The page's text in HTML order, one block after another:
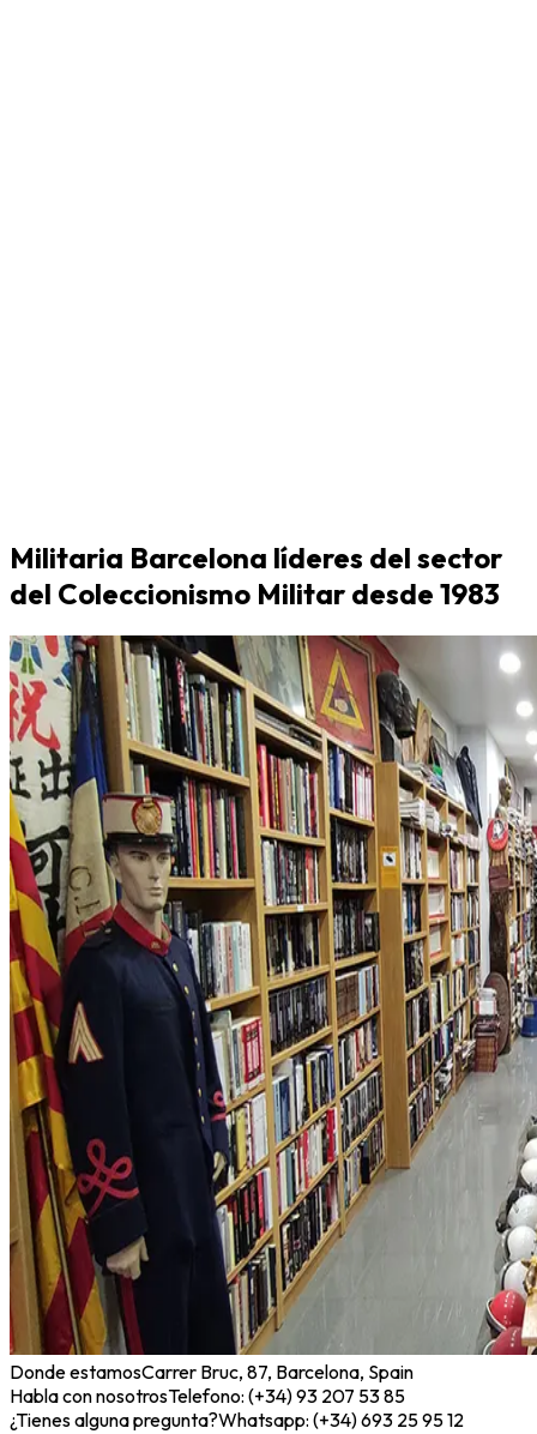
Militaria Barcelona líderes del sector
del Coleccionismo Militar desde 1983
Donde estamosCarrer Bruc, 87, Barcelona, Spain
Habla con nosotrosTelefono: (+34) 93 207 53 85
¿Tienes alguna pregunta?Whatsapp: (+34) 693 25 95 12